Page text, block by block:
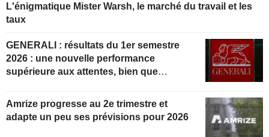
L'énigmatique Mister Warsh, le marché du travail et les
taux
GENERALI : résultats du 1er semestre
2026 : une nouvelle performance
supérieure aux attentes, bien que
Amrize progresse au 2e trimestre et
adapte un peu ses prévisions pour 2026